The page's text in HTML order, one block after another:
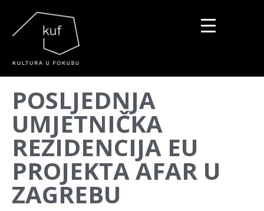
POSLJEDNJA
UMJETNIČKA
REZIDENCIJA EU
PROJEKTA AFAR U
ZAGREBU
▼
▼